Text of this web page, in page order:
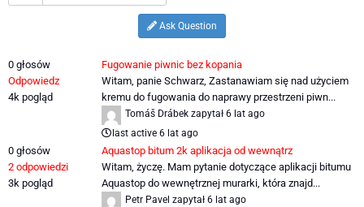
Ask Question
0 głosów
Odpowiedz
4k pogląd
Fugowanie piwnic bez kopania
Witam, panie Schwarz, Zastanawiam się nad użyciem
kremu do fugowania do naprawy przestrzeni piwn...
Tomáš Drábekzapytał 6 lat ago
last active 6 lat ago
0 głosów
2 odpowiedzi
3k pogląd
Aquastop bitum 2k aplikacja od wewnątrz
Witam, życzę. Mam pytanie dotyczące aplikacji bitumu
Aquastop do wewnętrznej murarki, która znajd...
Petr Pavel zapytał 6 lat ago